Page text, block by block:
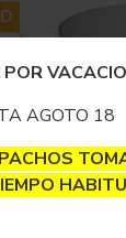
AGOTO 18